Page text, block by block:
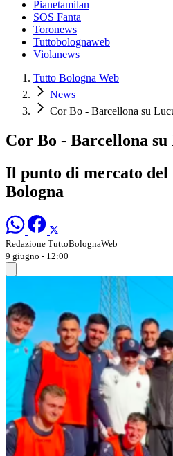
Pianetamilan
SOS Fanta
Toronews
Tuttobolognaweb
Violanews
Tutto Bologna Web
News
Cor Bo - Barcellona su
Cor Bo - Barcellona
Il punto di mercato
Bologna
Redazione TuttoBolognaWeb
9 giugno - 12:00